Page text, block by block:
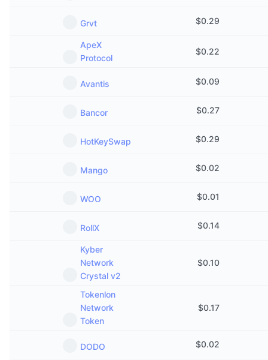
Grvt $0.29
ApeX
Protocol
$0.22
Avantis $0.09
Bancor $0.27
HotKeySwap $0.29
Mango $0.02
WOO $0.01
RollX $0.14
Kyber
Network
Crystal v2
$0.10
Tokenlon
Network
Token
$0.17
DODO $0.02